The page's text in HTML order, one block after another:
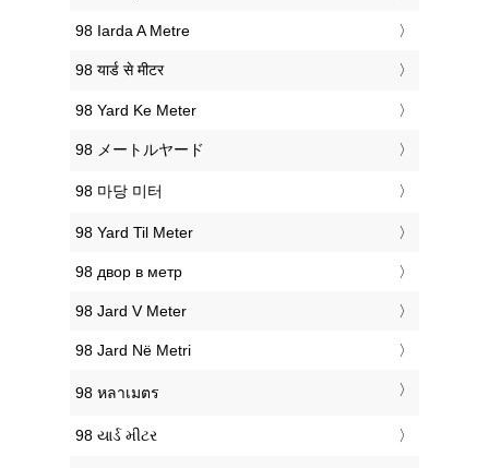
‎98 Iarda A Metre
‎98 यार्ड से मीटर
‎98 Yard Ke Meter
‎98 メートルヤード
‎98 마당 미터
‎98 Yard Til Meter
‎98 двор в метр
‎98 Jard V Meter
‎98 Jard Në Metri
‎98 หลาเมตร
‎98 યાર્ડ મીટર